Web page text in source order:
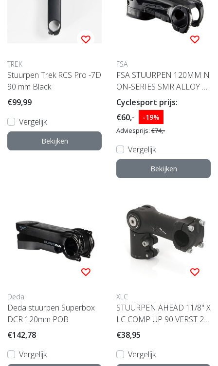
TREK
Stuurpen Trek RCS Pro -7D
90 mm Black
€99,99
Vergelijk
Bekijken
FSA
FSA STUURPEN 120MM N
ON-SERIES SMR ALLOY 3
1.8 -6° B1 ZWART
Cyclesport prijs:
€60,-
-19%
Adviesprijs: €74,-
Vergelijk
Bekijken
Deda
Deda stuurpen Superbox
DCR 120mm POB
€142,78
Vergelijk
XLC
STUURPEN AHEAD 11/8" X
LC COMP UP 90 VERST 25.
4 ZW
€38,95
Vergelijk